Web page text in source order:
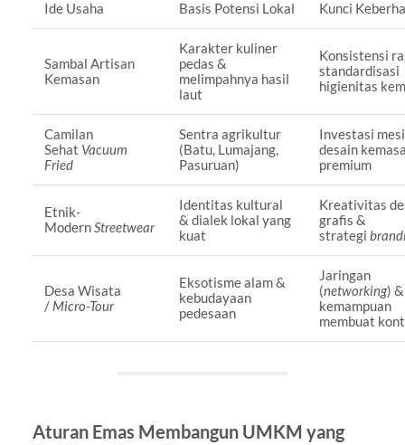
Ide Usaha Basis Potensi Lokal Kunci
Sambal Artisan
Kemasan
Karakter kuliner
pedas &
melimpahnya hasil
laut
Konsistensi
standardisasi
higienitas
Camilan
Sehat Vacuum
Fried
Sentra agrikultur
(Batu, Lumajang,
Pasuruan)
Investasi
desain
premium
Etnik-
ModernStreetwear
Identitas kultural
& dialek lokal yang
kuat
Kreativitas
grafis &
strategi
Desa Wisata
/Micro-Tour
Eksotisme alam &
kebudayaan
pedesaan
Jaringan
(networking) &
kemampuan
membuat
Aturan Emas Membangun UMKM yang